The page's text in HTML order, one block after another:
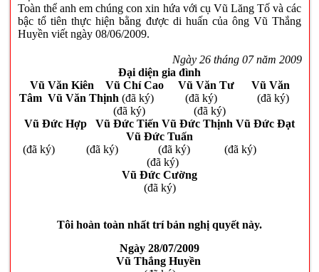
Toàn thể anh em chúng con xin hứa với cụ Vũ Lăng Tố và các
bậc tổ tiên thực hiện bằng được di huấn của ông Vũ Thắng
Huyền viết ngày 08/06/2009.
Ngày 26 tháng 07 năm 2009
Đại diện gia đình
Vũ Văn Kiên Vũ Chí Cao Vũ Văn Tư Vũ Văn
Tâm Vũ Văn Thịnh (đã ký) (đã ký) (đã ký)
(đã ký) (đã ký)
Vũ Đức Hợp Vũ Đức Tiến Vũ Đức Thịnh Vũ Đức Đạt
Vũ Đức Tuấn
(đã ký) (đã ký) (đã ký) (đã ký)
(đã ký)
Vũ Đức Cường
(đã ký)
Tôi hoàn toàn nhất trí bản nghị quyết này.
Ngày 28/07/2009
Vũ Thắng Huyền